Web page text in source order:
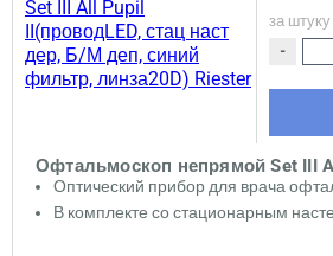
Офтальмоскоп непрямой Set III
Оптический прибор для врача
В комплекте со стационарным
за штуку
-